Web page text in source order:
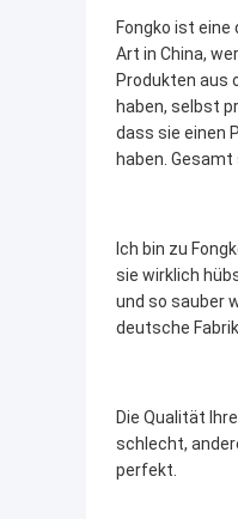
Fongko ist
Art in China,
Produkten aus
haben, selbst
dass sie einen
haben.
Ich bin zu
sie wirklich
und so sauber
deutsche
Die Qualität
schlecht,
perfekt.